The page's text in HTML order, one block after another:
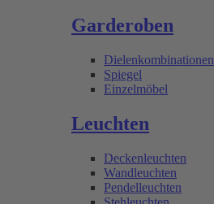
Garderoben
Dielenkombinationen
Spiegel
Einzelmöbel
Leuchten
Deckenleuchten
Wandleuchten
Pendelleuchten